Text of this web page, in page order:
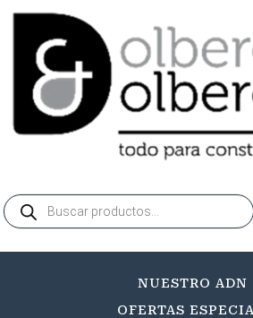
NUESTRO ADN
OFERTAS